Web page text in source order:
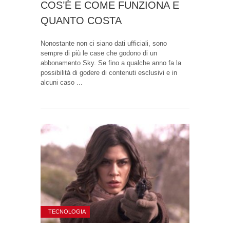
COS’È E COME FUNZIONA E
QUANTO COSTA
Nonostante non ci siano dati ufficiali, sono
sempre di più le case che godono di un
abbonamento Sky. Se fino a qualche anno fa la
possibilità di godere di contenuti esclusivi e in
alcuni caso ...
TECNOLOGIA